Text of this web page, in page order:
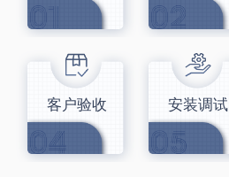
客户验收 安装调试